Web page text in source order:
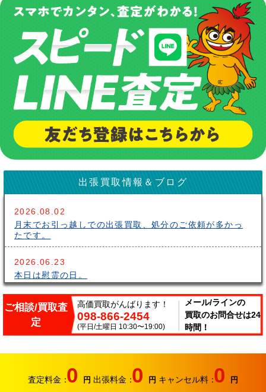
出張買取情報＆ブログ
2026.08.02
月末でお引っ越しでの出張買取、処分のご依頼が多かっ
たです。
2026.06.23
本日は慰霊の日。
2026.06.14
こんにちはサークルです。梅雨が長いですね～。雨の中
出張買取頑張ってます。
2026.06.07
り強化中です。
ご相談/買取査
定
高価買取がんばります！
098-866-2454
(平日/土曜日 10:30〜19:00)
メール/ラインの
買取のお問合せは24
時間！
査定料金：0 円 出張料金：0 円 キャンセル料：0 円